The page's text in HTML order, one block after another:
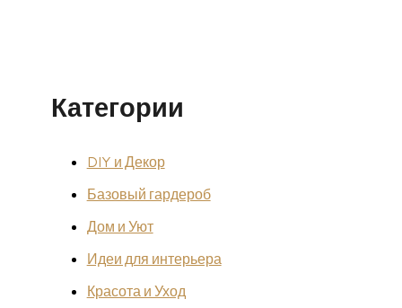
Категории
DIY и Декор
Базовый гардероб
Дом и Уют
Идеи для интерьера
Красота и Уход